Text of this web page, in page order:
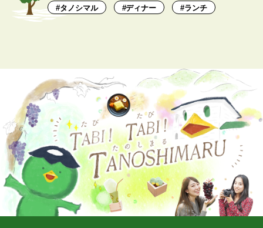
#タノシマル #ディナー #ランチ